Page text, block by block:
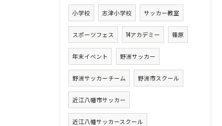
小学校 志津小学校 サッカー教室
スポーツフェス 14アカデミー 篠原
年末イベント 野洲サッカー
野洲サッカーチーム 野洲市スクール
近江八幡市サッカー
近江八幡サッカースクール